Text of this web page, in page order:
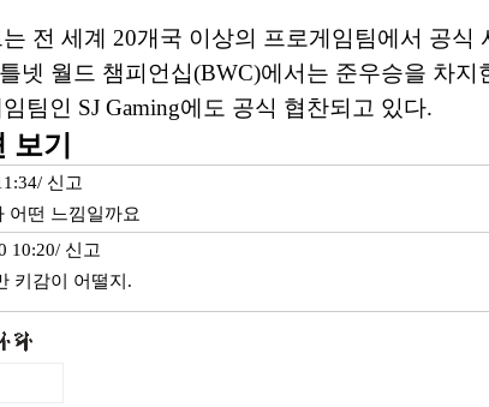
전 세계 20개국 이상의 프로게임팀에서 공
넷 월드 챔피언십(BWC)에서는 준우승을 차
팀인 SJ Gaming에도 공식 협찬되고 있다.
기
신고
어떤 느낌일까요
10:20/ 신고
키감이 어떨지.